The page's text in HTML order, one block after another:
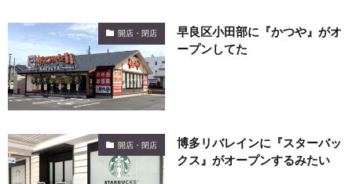
開店・閉店
早良区小田部に『かつや』がオ
ープンしてた
開店・閉店
博多リバレインに『スターバッ
クス』がオープンするみたい